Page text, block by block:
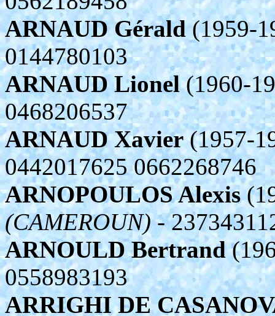
ARNAUD Gérald(1959-
0144780103
ARNAUD Lionel(1960-
0468206537
ARNAUD Xavier(1957-
0442017625 0662268746
ARNOPOULOS Alexis
(CAMEROUN)-
ARNOULD Bertrand
0558983193
ARRIGHI DE